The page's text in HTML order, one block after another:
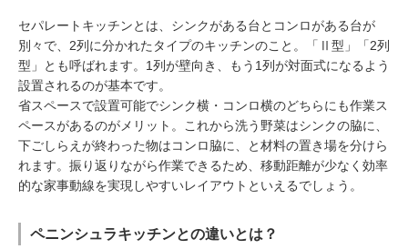
セパレートキッチンとは、シンクがある台とコンロがある台が
別々で、2列に分かれたタイプのキッチンのこと。「Ⅱ型」「2列
型」とも呼ばれます。1列が壁向き、もう1列が対面式になるよう
設置されるのが基本です。
省スペースで設置可能でシンク横・コンロ横のどちらにも作業ス
ペースがあるのがメリット。これから洗う野菜はシンクの脇に、
下ごしらえが終わった物はコンロ脇に、と材料の置き場を分けら
れます。振り返りながら作業できるため、移動距離が少なく効率
的な家事動線を実現しやすいレイアウトといえるでしょう。
ペニンシュラキッチンとの違いとは？